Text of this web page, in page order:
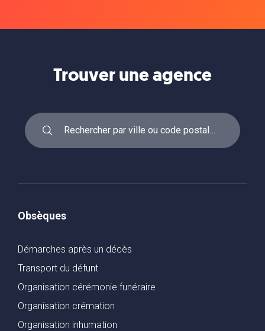
Trouver une agence
Obsèques
Démarches après un décès
Transport du défunt
Organisation cérémonie funéraire
Organisation crémation
Organisation inhumation